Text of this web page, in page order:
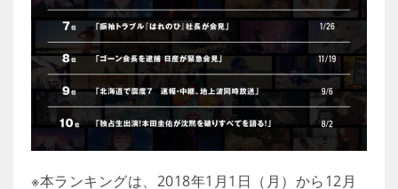
※本ランキングは、2018年1月1日（月）から12月